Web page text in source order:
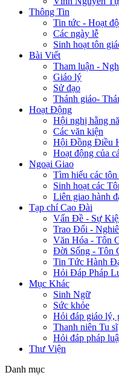
Thông Tin
Tin tức - Hoạt
Các ngày lễ
Sinh hoạt tôn
Bài Viết
Tham luận -
Giáo lý
Sử đạo
Thánh giáo-
Hoạt Động
Hội nghị hằng
Các văn kiện
Hội Đồng Điều
Hoạt động của
Ngoại Giao
Tìm hiểu các tôn
Sinh hoạt các
Liên giao hành
Tạp chí Cao Đài
Vấn Đề - Sự
Trao Đổi -
Văn Hóa - Tôn
Đời Sống - Tôn
Tin Tức Hành
Hỏi Đáp Pháp
Mục Khác
Sinh Ngữ
Sức khỏe
Hỏi đáp giáo lý,
Thanh niên Tu sĩ
Hỏi đáp pháp
Thư Viện
Danh mục